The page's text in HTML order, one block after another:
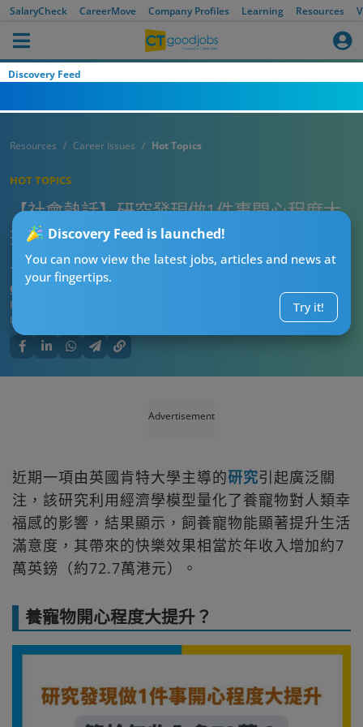
SalaryCheck CareerMove Company Profiles Learning Resources
Discovery Feed
Discovery Feed is launched!
You can now view the latest jobs, articles and news at
your fingertips.
Try it!
Resources Career Issues Hot Topics
HOT TOPICS
【社會熱話】研究發現做1件事開心程度大
提升！等於年收入多73萬？網民批：我要加
人工！
CTgoodjobs’ Editor
Published:
Updated:
Advertisement
近期一項由英國肯特大學主導的研究引起廣泛關
注，該研究利用經濟學模型量化了養寵物對人類幸
福感的影響，結果顯示，飼養寵物能顯著提升生活
滿意度，其帶來的快樂效果相當於年收入增加約7
萬英鎊（約72.7萬港元）。
養寵物開心程度大提升？